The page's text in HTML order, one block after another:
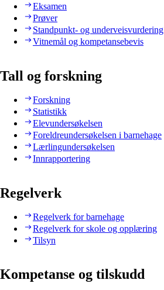
Eksamen
Prøver
Standpunkt- og underveisvurdering
Vitnemål og kompetansebevis
Tall og forskning
Forskning
Statistikk
Elevundersøkelsen
Foreldreundersøkelsen i barnehage
Lærlingundersøkelsen
Innrapportering
Regelverk
Regelverk for barnehage
Regelverk for skole og opplæring
Tilsyn
Kompetanse og tilskudd